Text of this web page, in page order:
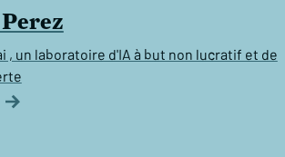
, un laboratoire d'IA à but non lucratif et de